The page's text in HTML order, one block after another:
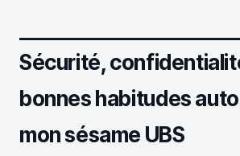
Sécurité,
bonnes habitudes
mon sésame UBS